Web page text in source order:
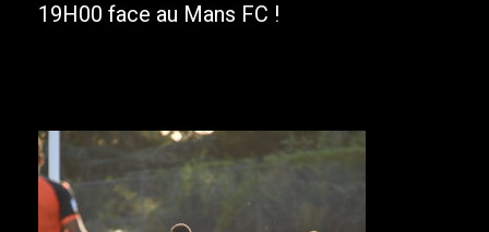
19H00 face au Mans FC !